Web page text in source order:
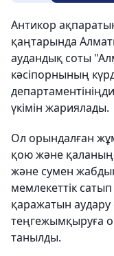
Антикор
қаңтарында
аудандық соты
кәсіпорнының
үкімін жариялады.
Ол орындалған
қою және қаланың
және сумен
мемлекеттік
қаражатын
теңгежымқыруға
танылды.